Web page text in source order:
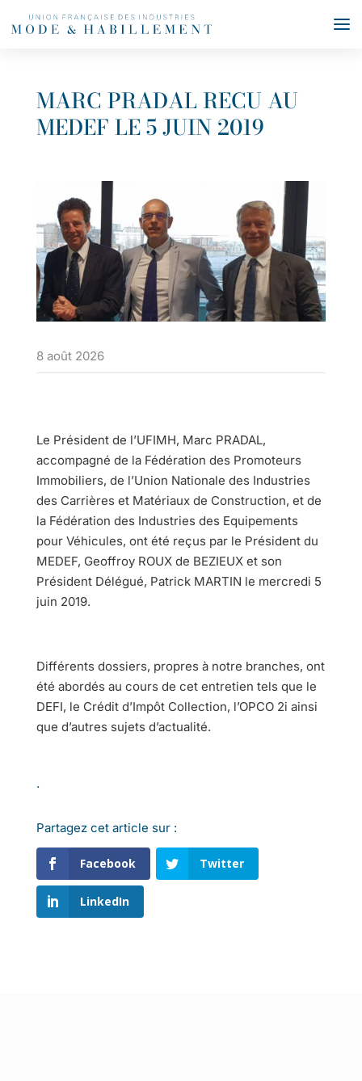
MARC PRADAL RECU AU
MEDEF LE 5 JUIN 2019
8 août 2026
Le Président de l’UFIMH, Marc PRADAL,
accompagné de la Fédération des Promoteurs
Immobiliers, de l’Union Nationale des Industries
des Carrières et Matériaux de Construction, et de
la Fédération des Industries des Equipements
pour Véhicules, ont été reçus par le Président du
MEDEF, Geoffroy ROUX de BEZIEUX et son
Président Délégué, Patrick MARTIN le mercredi 5
juin 2019.
Différents dossiers, propres à notre branches, ont
été abordés au cours de cet entretien tels que le
DEFI, le Crédit d’Impôt Collection, l’OPCO 2i ainsi
que d’autres sujets d’actualité.
.
Partagez cet article sur :
Facebook Twitter
LinkedIn